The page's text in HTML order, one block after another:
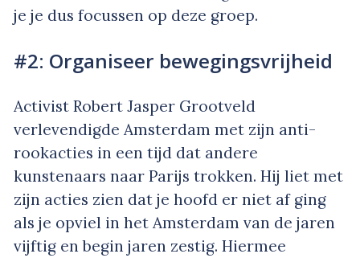
je je dus focussen op deze groep.
#2: Organiseer bewegingsvrijheid
Activist Robert Jasper Grootveld
verlevendigde Amsterdam met zijn anti-
rookacties in een tijd dat andere
kunstenaars naar Parijs trokken. Hij liet met
zijn acties zien dat je hoofd er niet af ging
als je opviel in het Amsterdam van de jaren
vijftig en begin jaren zestig. Hiermee